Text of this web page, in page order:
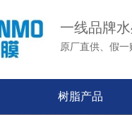
一线品牌
原厂直供、假
树脂产品